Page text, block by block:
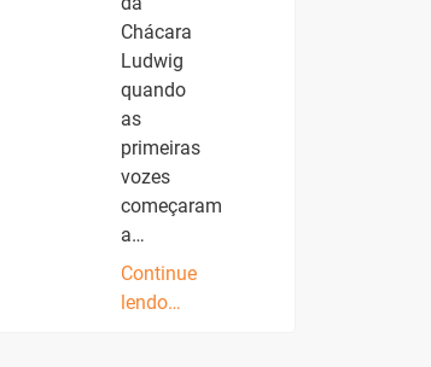
Chácara
Ludwig
quando
as
primeiras
vozes
começaram
a…
Continue
lendo…